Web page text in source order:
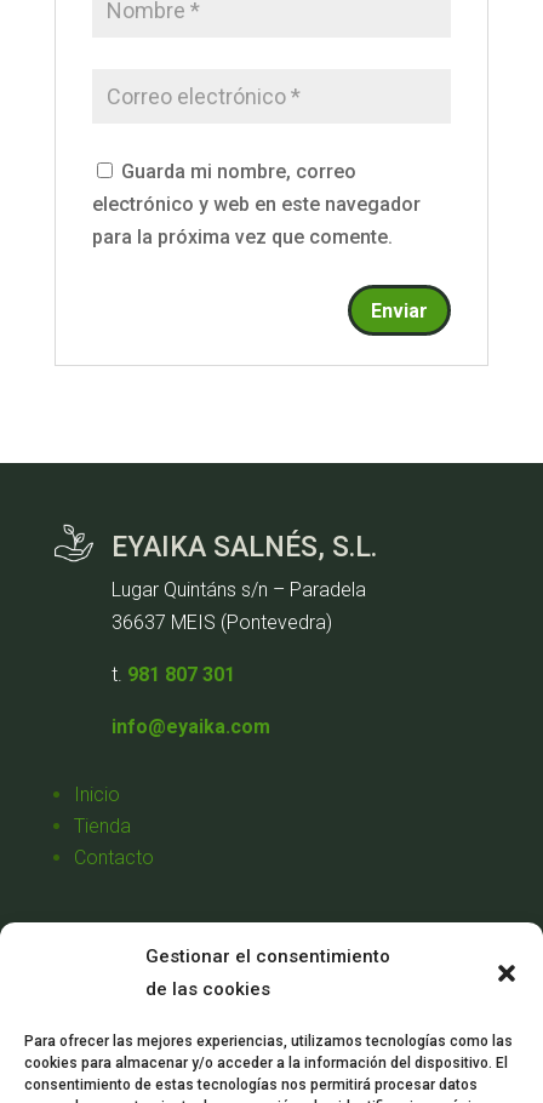
Gestionar el consentimiento
de las cookies
Para ofrecer las mejores experiencias, utilizamos tecnologías como las
cookies para almacenar y/o acceder a la información del dispositivo. El
consentimiento de estas tecnologías nos permitirá procesar datos
Guarda mi nombre, correo
electrónico y web en este navegador
para la próxima vez que comente.
EYAIKA SALNÉS, S.L.
Lugar Quintáns s/n – Paradela
36637 MEIS (Pontevedra)
t. 981 807 301
info@eyaika.com
Inicio
Tienda
Contacto
Aviso Legal
Política de Privacidad
Condiciones de Venta
Mi Cuenta